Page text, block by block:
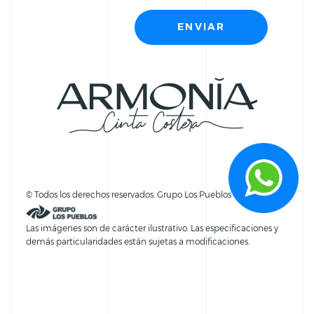
© Todos los derechos reservados. Grupo Los Pueblos
Las imágenes son de carácter ilustrativo. Las especificaciones y
demás particularidades están sujetas a modificaciones.